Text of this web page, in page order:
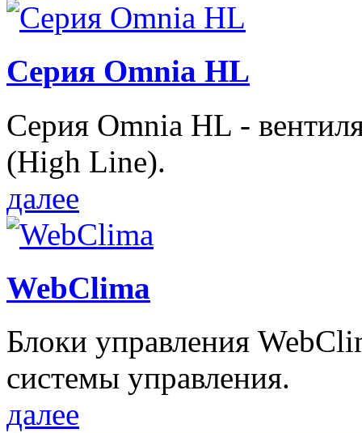
Серия Omnia HL
Серия Omnia HL -
(High Line).
далее
WebClima
Блоки упрaвлeния
системы управления.
далее